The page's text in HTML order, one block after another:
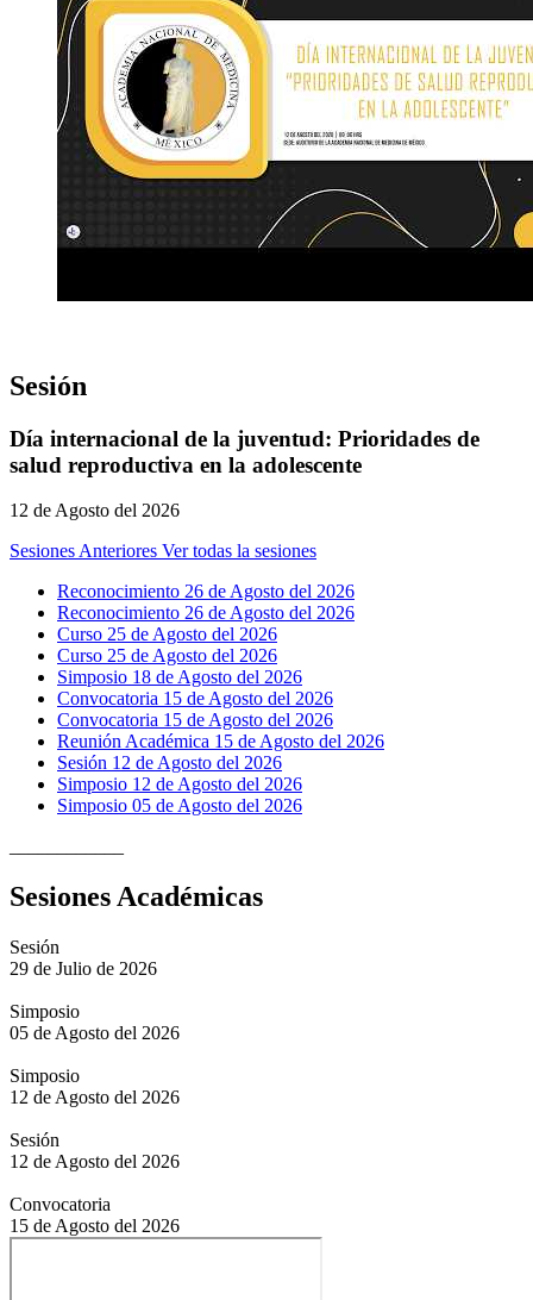
Sesión
Día internacional de la juventud: Prioridades de
salud reproductiva en la adolescente
12 de Agosto del 2026
Sesiones Anteriores Ver todas la sesiones
Reconocimiento 26 de Agosto del 2026
Reconocimiento 26 de Agosto del 2026
Curso 25 de Agosto del 2026
Curso 25 de Agosto del 2026
Simposio 18 de Agosto del 2026
Convocatoria 15 de Agosto del 2026
Convocatoria 15 de Agosto del 2026
Reunión Académica 15 de Agosto del 2026
Sesión 12 de Agosto del 2026
Simposio 12 de Agosto del 2026
Simposio 05 de Agosto del 2026
Sesiones Académicas
Sesión
29 de Julio de 2026
Simposio
05 de Agosto del 2026
Simposio
12 de Agosto del 2026
Sesión
12 de Agosto del 2026
Convocatoria
15 de Agosto del 2026